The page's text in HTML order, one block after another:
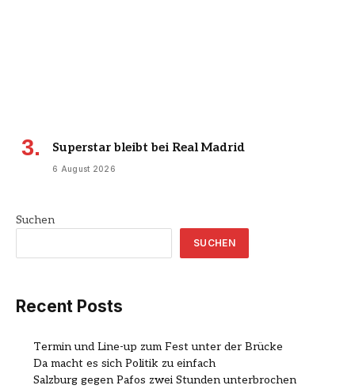
Superstar bleibt bei Real Madrid
6 August 2026
Suchen
SUCHEN
Recent Posts
Termin und Line-up zum Fest unter der Brücke
Da macht es sich Politik zu einfach
Salzburg gegen Pafos zwei Stunden unterbrochen